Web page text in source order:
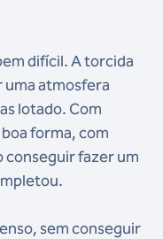
difícil. A torcida
uma atmosfera
lotado. Com
forma, com
conseguir fazer um
sem conseguir